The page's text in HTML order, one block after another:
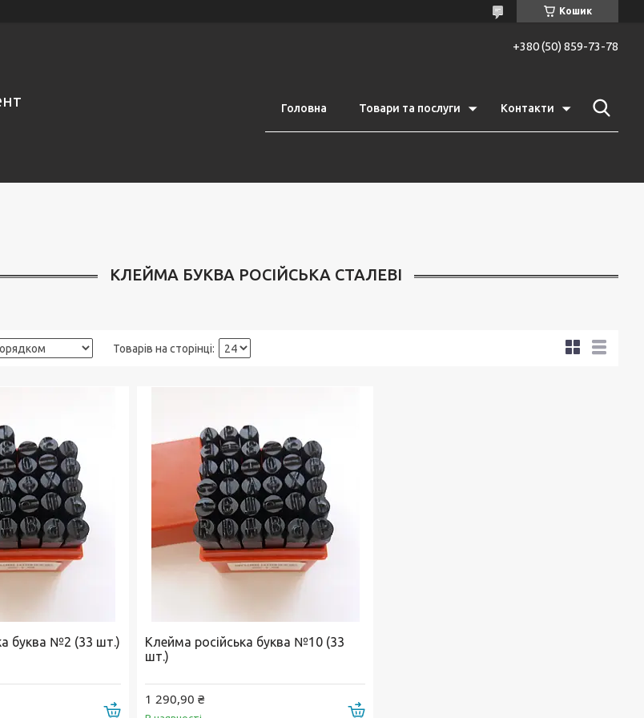
Кошик
+380 (50) 859-73-78
Головна Товари та послуги Контакти
КЛЕЙМА БУКВА РОСІЙСЬКА СТАЛЕВІ
буква №2 (33 шт.)
Купити
Клейма російська буква №10 (33
шт.)
1 290,90 ₴